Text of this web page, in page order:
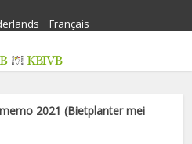
Français
2021 (Bietplanter mei